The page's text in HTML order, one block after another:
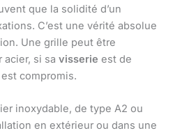
que la solidité d’un
C’est une vérité absolue
Une grille peut être
si sa visserie est de
compromis.
inoxydable, de type A2 ou
en extérieur ou dans une